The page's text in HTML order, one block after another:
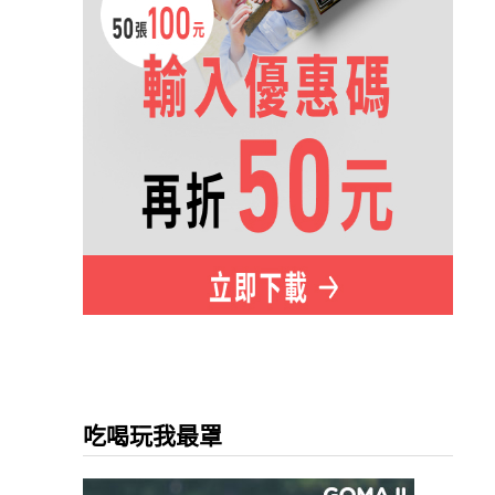
吃喝玩我最罩